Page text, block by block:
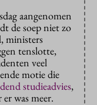
aangenomen
de soep niet zo
ministers
tenslotte,
veel
motie die
studieadvies,
was meer.